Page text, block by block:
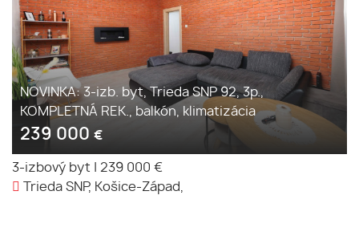
NOVINKA: 3-izb. byt, Trieda SNP 92, 3p.,
KOMPLETNÁ REK., balkón, klimatizácia
239 000 €
3-izbový byt
239 000 €
Trieda SNP, Košice-Západ,